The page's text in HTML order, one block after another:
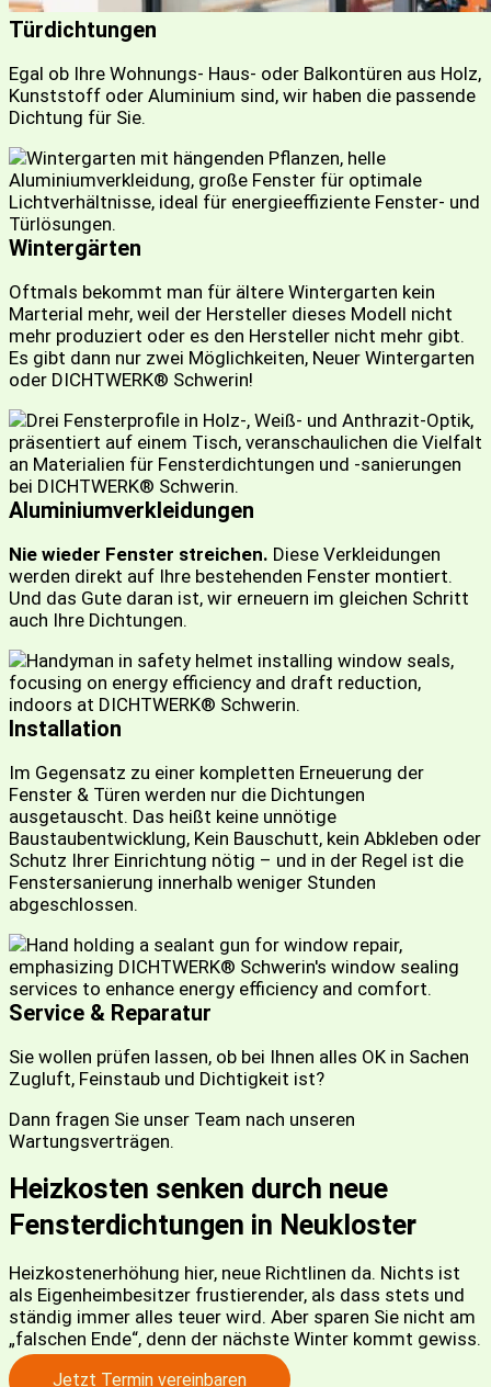
Türdichtungen
Egal ob Ihre Wohnungs- Haus- oder Balkontüren aus Holz,
Kunststoff oder Aluminium sind, wir haben die passende
Dichtung für Sie.
Wintergärten
Oftmals bekommt man für ältere Wintergarten kein
Marterial mehr, weil der Hersteller dieses Modell nicht
mehr produziert oder es den Hersteller nicht mehr gibt.
Es gibt dann nur zwei Möglichkeiten, Neuer Wintergarten
oder DICHTWERK® Schwerin!
Aluminiumverkleidungen
Nie wieder Fenster streichen. Diese Verkleidungen
werden direkt auf Ihre bestehenden Fenster montiert.
Und das Gute daran ist, wir erneuern im gleichen Schritt
auch Ihre Dichtungen.
Installation
Im Gegensatz zu einer kompletten Erneuerung der
Fenster & Türen werden nur die Dichtungen
ausgetauscht. Das heißt keine unnötige
Baustaubentwicklung, Kein Bauschutt, kein Abkleben oder
Schutz Ihrer Einrichtung nötig – und in der Regel ist die
Fenstersanierung innerhalb weniger Stunden
abgeschlossen.
Service & Reparatur
Sie wollen prüfen lassen, ob bei Ihnen alles OK in Sachen
Zugluft, Feinstaub und Dichtigkeit ist?
Dann fragen Sie unser Team nach unseren
Wartungsverträgen.
Heizkosten senken durch neue
Fensterdichtungen in Neukloster
Heizkostenerhöhung hier, neue Richtlinen da. Nichts ist
als Eigenheimbesitzer frustierender, als dass stets und
ständig immer alles teuer wird. Aber sparen Sie nicht am
„falschen Ende“, denn der nächste Winter kommt gewiss.
Jetzt Termin vereinbaren